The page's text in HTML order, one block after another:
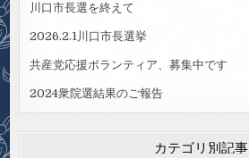
川口市長選を終えて
2026.2.1川口市長選挙
共産党応援ボランティア、募集中です
2024衆院選結果のご報告
カテゴリ別記事